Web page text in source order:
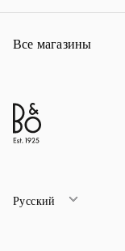
Все магазины
Русский